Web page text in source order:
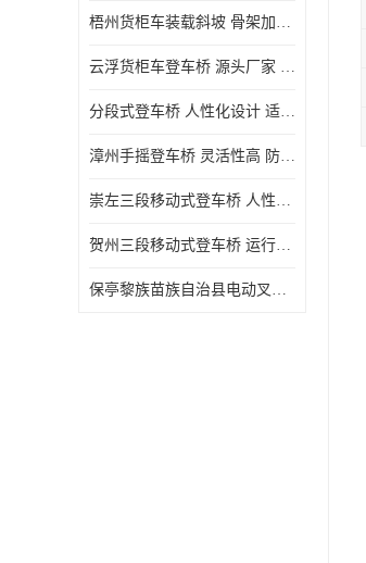
梧州货柜车装载斜坡 骨架加密 承载更强 皇加力机械设备厂
云浮货柜车登车桥 源头厂家 提高装卸作业效率
分段式登车桥 人性化设计 适用性广
漳州手摇登车桥 灵活性高 防滑性能好
崇左三段移动式登车桥 人性化设计 防滑性能好
贺州三段移动式登车桥 运行可靠 防滑性能好
保亭黎族苗族自治县电动叉车 性能稳定 运行平稳